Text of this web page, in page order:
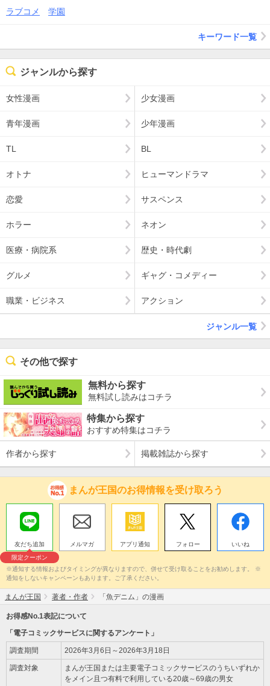
ラブコメ
学園
キーワード一覧
ジャンルから探す
女性漫画 少女漫画
青年漫画 少年漫画
TL BL
オトナ ヒューマンドラマ
恋愛 サスペンス
ホラー ネオン
医療・病院系 歴史・時代劇
グルメ ギャグ・コメディー
職業・ビジネス アクション
ジャンル一覧
その他で探す
無料から探す
無料試し読みはコチラ
特集から探す
おすすめ特集はコチラ
作者から探す 掲載雑誌から探す
まんが王国のお得情報を受け取ろう
友だち追加
限定クーポン
メルマガ アプリ通知 フォロー いいね
※通知する情報およびタイミングが異なりますので、併せて受け取ることをお勧めします。 ※
通知をしないキャンペーンもあります。ご了承ください。
まんが王国 著者・作者 「魚デニム」の漫画
お得感No.1表記について
「電子コミックサービスに関するアンケート」
調査期間 2026年3月6日～2026年3月18日
調査対象
まんが王国または主要電子コミックサービスのうちいずれか
をメイン且つ有料で利用している20歳～69歳の男女